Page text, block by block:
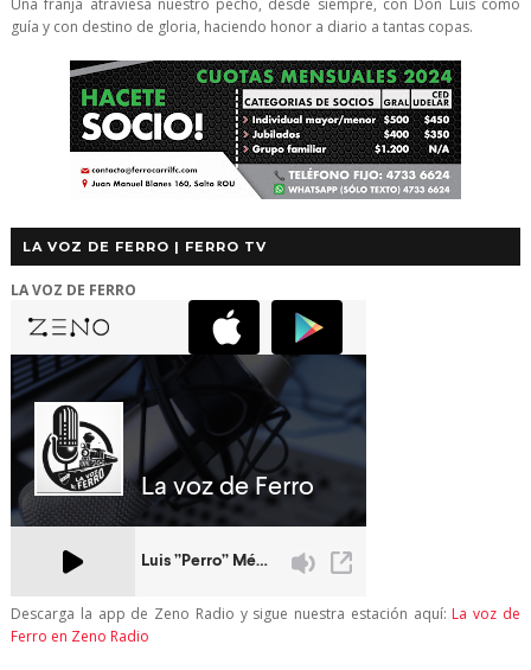
Una franja atraviesa nuestro pecho, desde siempre, con Don Luis como
guía y con destino de gloria, haciendo honor a diario a tantas copas.
LA VOZ DE FERRO | FERRO TV
LA VOZ DE FERRO
Descarga la app de Zeno Radio y sigue nuestra estación aquí: La voz de
Ferro en Zeno Radio